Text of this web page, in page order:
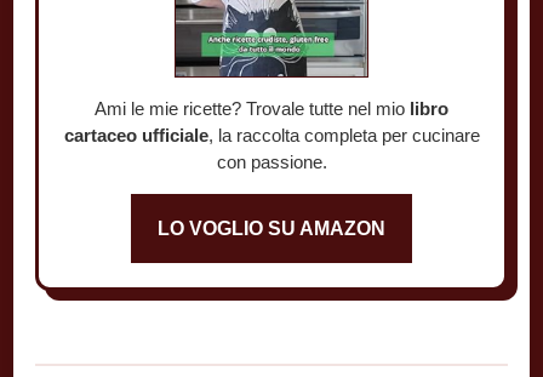
Ami le mie ricette? Trovale tutte nel mio libro
cartaceo ufficiale, la raccolta completa per cucinare
con passione.
LO VOGLIO SU AMAZON